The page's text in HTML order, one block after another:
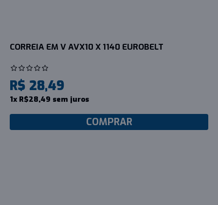
CORREIA EM V AVX10 X 1140 EUROBELT
R$ 28,49
1x R$28,49 sem juros
COMPRAR